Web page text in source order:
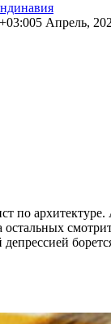
5 Апрель,
по
депрессией